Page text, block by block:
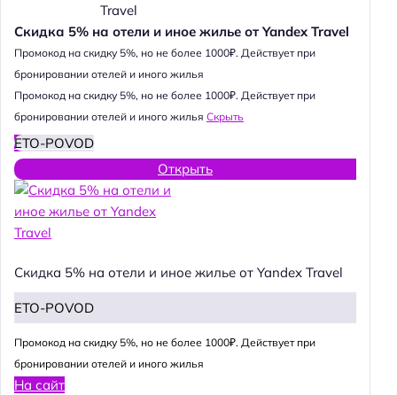
Скидка 5% на отели и иное жилье от Yandex Travel
Промокод на скидку 5%, но не более 1000₽. Действует при
бронировании отелей и иного жилья
Промокод на скидку 5%, но не более 1000₽. Действует при
бронировании отелей и иного жилья Скрыть
ETO-POVOD
Открыть
Скидка 5% на отели и иное жилье от Yandex Travel
ETO-POVOD
Промокод на скидку 5%, но не более 1000₽. Действует при
бронировании отелей и иного жилья
На сайт